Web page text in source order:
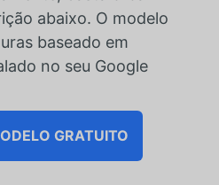
abaixo. O modelo
baseado em
no seu Google
GRATUITO